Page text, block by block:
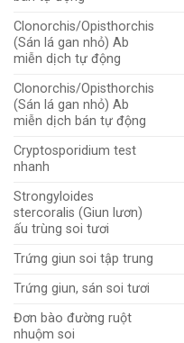
Clonorchis/Opisthorchis
(Sán lá gan nhỏ) Ab
miễn dịch tự động
Clonorchis/Opisthorchis
(Sán lá gan nhỏ) Ab
miễn dịch bán tự động
Cryptosporidium test
nhanh
Strongyloides
stercoralis (Giun lươn)
ấu trùng soi tươi
Trứng giun soi tập trung
Trứng giun, sán soi tươi
Đơn bào đường ruột
nhuộm soi